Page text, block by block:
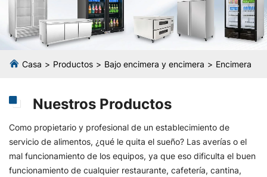
Casa Productos Bajo encimera y encimera Encimera
Nuestros Productos
Como propietario y profesional de un establecimiento de
servicio de alimentos, ¿qué le quita el sueño? Las averías o el
mal funcionamiento de los equipos, ya que eso dificulta el buen
funcionamiento de cualquier restaurante, cafetería, cantina,